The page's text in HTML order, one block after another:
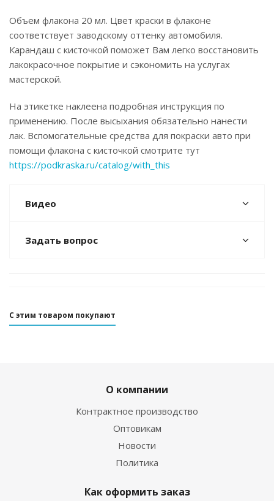
Объем флакона 20 мл. Цвет краски в флаконе
соответствует заводскому оттенку автомобиля.
Карандаш с кисточкой поможет Вам легко восстановить
лакокрасочное покрытие и сэкономить на услугах
мастерской.
На этикетке наклеена подробная инструкция по
применению. После высыхания обязательно нанести
лак. Вспомогательные средства для покраски авто при
помощи флакона с кисточкой смотрите тут
https://podkraska.ru/catalog/with_this
Видео
Задать вопрос
С этим товаром покупают
О компании
Контрактное производство
Оптовикам
Новости
Политика
Как оформить заказ